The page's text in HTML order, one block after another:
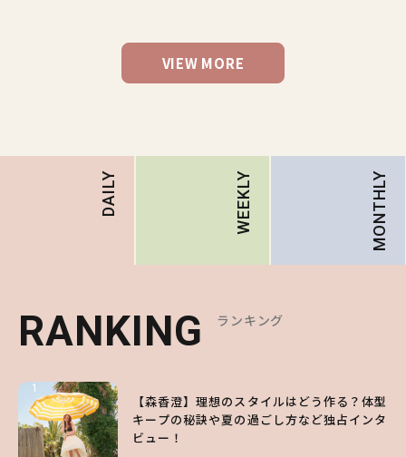
VIEW MORE
DAILY WEEKLY MONTHLY
RANKING ランキング
1
【森香澄】理想のスタイルはどう作る？体型
キープの秘訣や夏の過ごし方など独占インタ
ビュー！
RANKING ランキング
1
【ハローキティ】がスシローと初コラボ♡
第1弾の気になるメニュー＆限定グッズを総
チェック！
RANKING ランキング
1
【SNIDEL】長濱ねるとロマンティックトラ
ッドな秋はじめ｜2026秋の新作コーデ4選